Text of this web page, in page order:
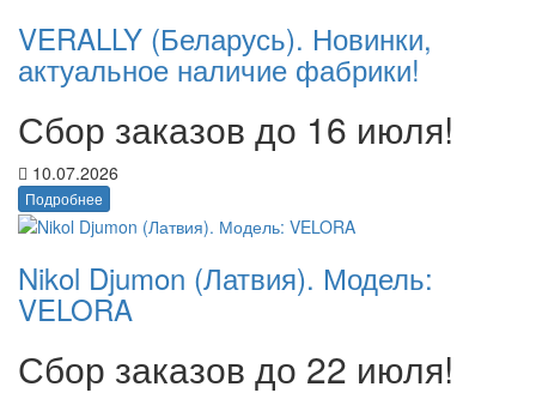
VERALLY (Беларусь). Новинки,
актуальное наличие фабрики!
Сбор заказов до 16 июля!
10.07.2026
Подробнее
Nikol Djumon (Латвия). Модель:
VELORA
Сбор заказов до 22 июля!